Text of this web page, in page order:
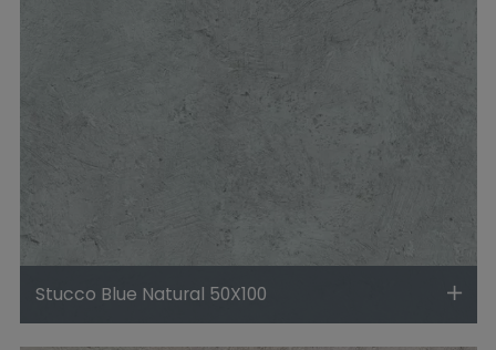
Stucco Blue Natural 50X100